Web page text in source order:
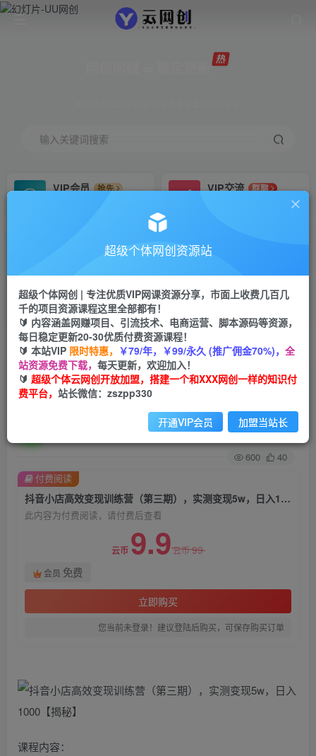
输入关键词搜索
VIP会员
抢先
VIP交流
群聊
研究探讨更多创业项目路子。
会员专属推广链接
招募站长
挂机
项目
脚本卡密
APP下载
GO
首页 创业课程 会员免费 正文
抖音小店高效变现训练营（第三期），实测变现
5w，日入1000【揭秘】
关注 私信
600 40
抖音小店高效变现训练营（第三期），实测变现5w，日入1000【揭秘】
此内容为付费阅读，请付费后查看
云币 9.9云币99
会员 免费
立即购买
您当前未登录！建议登陆后购买，可保存购买订单
付费阅读
课程内容：
超级个体网创资源站
超级个体网创 | 专注优质VIP网课资源分享，市面上收费几百几
千的项目资源课程这里全部都有！
🔰 内容涵盖网赚项目、引流技术、电商运营、脚本源码等资源，
每日稳定更新20-30优质付费资源课程！
🔰 本站VIP 限时特惠， ￥79/年，￥99/永久 (推广佣金70%)， 全
站资源免费下载， 每天更新，欢迎加入！
🔰 超级个体云网创开放加盟，搭建一个和XXX网创一样的知识付
费平台， 站长微信：zszpp330
开通VIP会员 加盟当站长